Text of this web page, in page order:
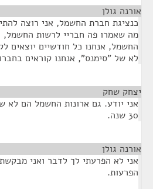
אורנה גולן
כנציגת חברת החשמל, אני רוצה
מה שאמרו פה חבריי לרשות החשמל,
החשמל, אנחנו כל חודשיים יוצאים
לא של "סימנס", אנחנו קוראים
יצחק שחק
אני יודע. גם ארונות החשמל הם לא
30 שנה.
אורנה גולן
אני לא הפרעתי לך לדבר ואני
הפרעות.